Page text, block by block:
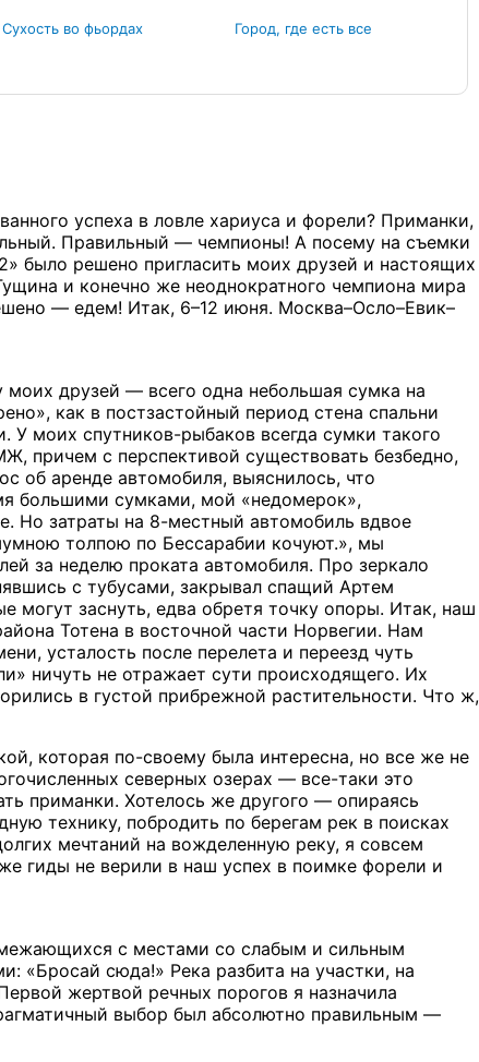
Сухость во фьордах Город, где есть все
успеха в ловле хариуса и форели? Приманки,
Правильный — чемпионы! А посему на съемки
было решено пригласить моих друзей и настоящих
и конечно же неоднократного чемпиона мира
— едем! Итак, 6–12 июня. Москва–Осло–Евик–
друзей — всего одна небольшая сумка на
как в постзастойный период стена спальни
моих спутников-рыбаков всегда сумки такого
причем с перспективой существовать безбедно,
об аренде автомобиля, выяснилось, что
большими сумками, мой «недомерок»,
Но затраты на 8-местный автомобиль вдвое
толпою по Бессарабии кочуют.», мы
за неделю проката автомобиля. Про зеркало
с тубусами, закрывал спащий Артем
могут заснуть, едва обретя точку опоры. Итак, наш
Тотена в восточной части Норвегии. Нам
усталость после перелета и переезд чуть
ничуть не отражает сути происходящего. Их
в густой прибрежной растительности. Что ж,
которая по-своему была интересна, но все же не
северных озерах — все-таки это
приманки. Хотелось же другого — опираясь
технику, побродить по берегам рек в поисках
мечтаний на вожделенную реку, я совсем
гиды не верили в наш успех в поимке форели и
с местами со слабым и сильным
«Бросай сюда!» Река разбита на участки, на
жертвой речных порогов я назначила
выбор был абсолютно правильным —